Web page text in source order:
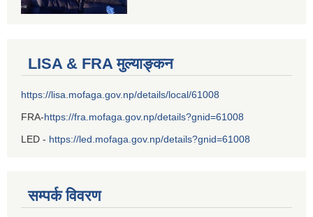
LISA & FRA मुल्याङ्कन
https://lisa.mofaga.gov.np/details/local/61008
FRA-https://fra.mofaga.gov.np/details?gnid=61008
LED - https://led.mofaga.gov.np/details?gnid=61008
सम्पर्क विवरण